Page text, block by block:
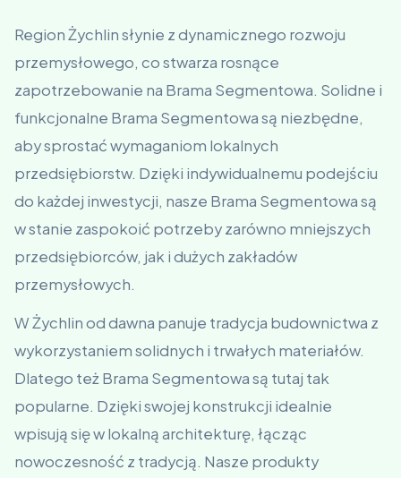
Region Żychlin słynie z dynamicznego rozwoju
przemysłowego, co stwarza rosnące
zapotrzebowanie na Brama Segmentowa. Solidne i
funkcjonalne Brama Segmentowa są niezbędne,
aby sprostać wymaganiom lokalnych
przedsiębiorstw. Dzięki indywidualnemu podejściu
do każdej inwestycji, nasze Brama Segmentowa są
w stanie zaspokoić potrzeby zarówno mniejszych
przedsiębiorców, jak i dużych zakładów
przemysłowych.
W Żychlin od dawna panuje tradycja budownictwa z
wykorzystaniem solidnych i trwałych materiałów.
Dlatego też Brama Segmentowa są tutaj tak
popularne. Dzięki swojej konstrukcji idealnie
wpisują się w lokalną architekturę, łącząc
nowoczesność z tradycją. Nasze produkty